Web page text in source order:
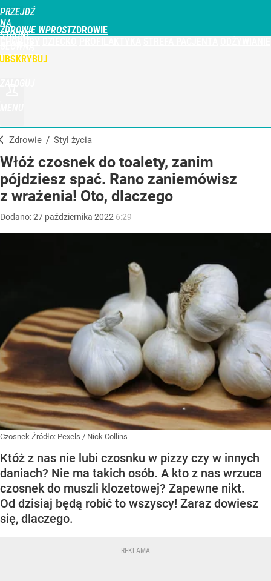
PRZEJDŹ
NA
STRONĘ
WPROST.PL
ZDROWIE WPROST
Zdrowie / Styl życia
Włóż czosnek do toalety, zanim
pójdziesz spać. Rano zaniemówisz
z wrażenia! Oto, dlaczego
Dodano:27 października 2022 6:29
Czosnek Źródło: Pexels / Nick Collins
Któż z nas nie lubi czosnku w pizzy czy w innych
daniach? Nie ma takich osób. A kto z nas wrzuca
czosnek do muszli klozetowej? Zapewne nikt.
Od dzisiaj będą robić to wszyscy! Zaraz dowiesz
się, dlaczego.